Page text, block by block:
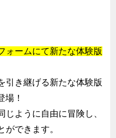
ォームにて新たな体験版
引き継げる新たな体験版
場！
ように自由に冒険し、
できます。